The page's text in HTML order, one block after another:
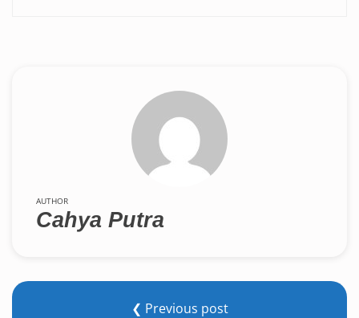
AUTHOR
Cahya Putra
❮ Previous post